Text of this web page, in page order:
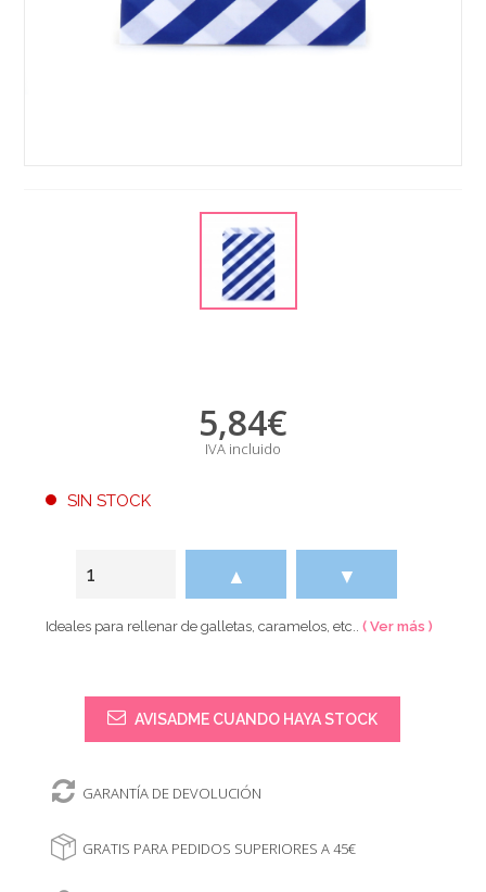
5,84€
IVA incluido
SIN STOCK
▲ ▼
Ideales para rellenar de galletas, caramelos, etc..( Ver más )
AVISADME CUANDO HAYA STOCK
GARANTÍA DE DEVOLUCIÓN
GRATIS PARA PEDIDOS SUPERIORES A 45€